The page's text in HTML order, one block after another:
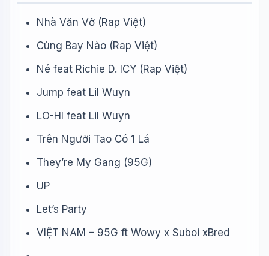
Nhà Văn Vở (Rap Việt)
Cùng Bay Nào (Rap Việt)
Né feat Richie D. ICY (Rap Việt)
Jump feat Lil Wuyn
LO-HI feat Lil Wuyn
Trên Người Tao Có 1 Lá
They’re My Gang (95G)
UP
Let’s Party
VIỆT NAM – 95G ft Wowy x Suboi xBred